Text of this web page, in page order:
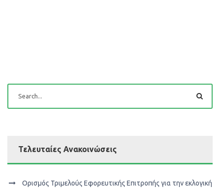
Τελευταίες Ανακοινώσεις
Ορισμός Τριμελούς Εφορευτικής Επιτροπής για την εκλογική